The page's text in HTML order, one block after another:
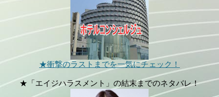
★衝撃のラストまでを一気にチェック！
★「エイジハラスメント」の結末までのネタバレ！